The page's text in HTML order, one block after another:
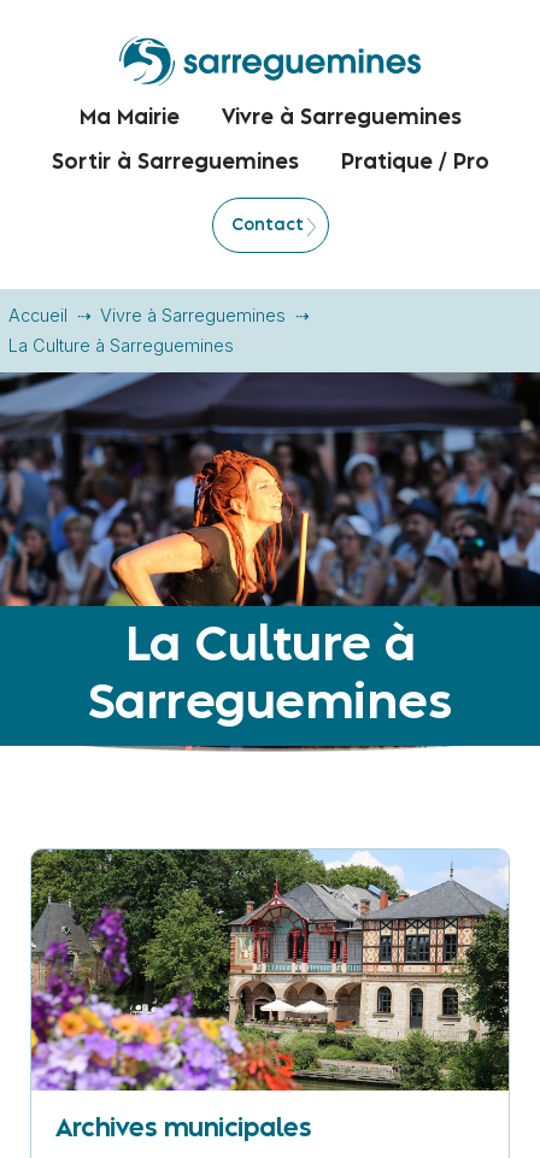
Ma Mairie Vivre à Sarreguemines
Sortir à Sarreguemines Pratique / Pro
Contact
Accueil
Vivre à Sarreguemines
La Culture à Sarreguemines
La Culture à
Sarreguemines
Archives municipales